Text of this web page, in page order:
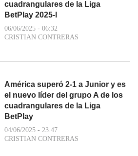
cuadrangulares de la Liga
BetPlay 2025-l
06/06/2025 - 06:32
CRISTIAN CONTRERAS
América superó 2-1 a Junior y es
el nuevo líder del grupo A de los
cuadrangulares de la Liga
BetPlay
04/06/2025 - 23:47
CRISTIAN CONTRERAS